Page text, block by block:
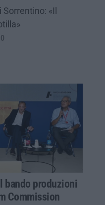
Sorrentino: «Il
bando produzioni
Commission